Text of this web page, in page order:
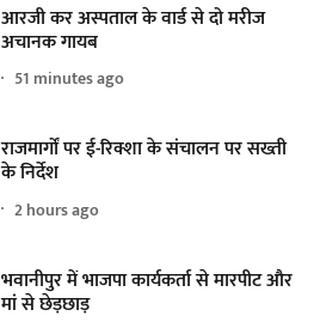
आरजी कर अस्पताल के वार्ड से दो मरीज
अचानक गायब
51 minutes ago
राजमार्गों पर ई-रिक्शा के संचालन पर सख्ती
के निर्देश
2 hours ago
भवानीपुर में भाजपा कार्यकर्ता से मारपीट और
मां से छेड़छाड़